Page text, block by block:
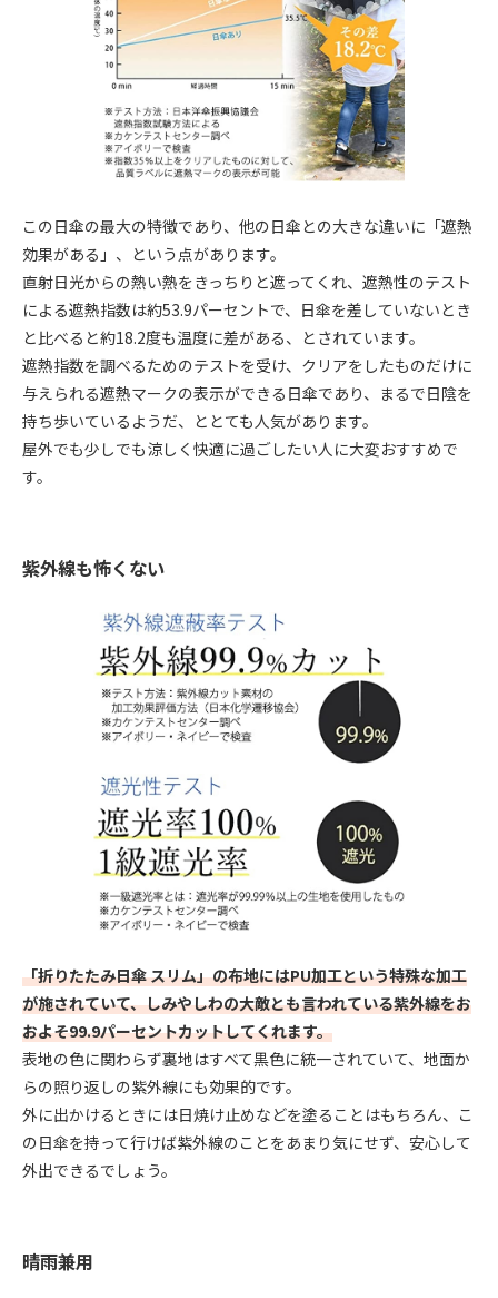
この日傘の最大の特徴であり、他の日傘との大きな違いに「遮熱
効果がある」、という点があります。
直射日光からの熱い熱をきっちりと遮ってくれ、遮熱性のテスト
による遮熱指数は約53.9パーセントで、日傘を差していないとき
と比べると約18.2度も温度に差がある、とされています。
遮熱指数を調べるためのテストを受け、クリアをしたものだけに
与えられる遮熱マークの表示ができる日傘であり、まるで日陰を
持ち歩いているようだ、ととても人気があります。
屋外でも少しでも涼しく快適に過ごしたい人に大変おすすめで
す。
紫外線も怖くない
「折りたたみ日傘 スリム」の布地にはPU加工という特殊な加工
が施されていて、しみやしわの大敵とも言われている紫外線をお
およそ99.9パーセントカットしてくれます。
表地の色に関わらず裏地はすべて黒色に統一されていて、地面か
らの照り返しの紫外線にも効果的です。
外に出かけるときには日焼け止めなどを塗ることはもちろん、こ
の日傘を持って行けば紫外線のことをあまり気にせず、安心して
外出できるでしょう。
晴雨兼用